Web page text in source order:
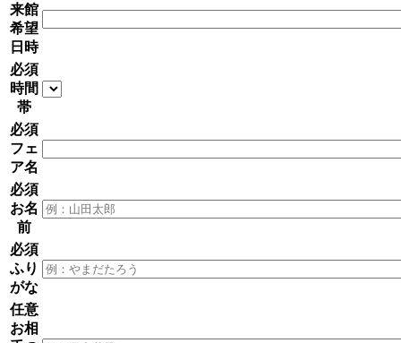
来館
希望
日時
必須
時間
帯
必須
フェ
ア名
必須
お名
前
必須
ふり
がな
任意
お相